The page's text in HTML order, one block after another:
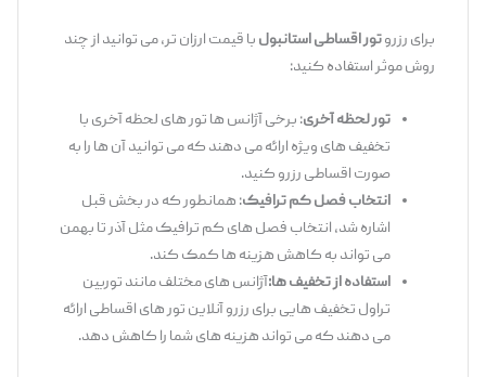
برای رزروتور اقساطی استانبولبا قیمت ارزان ‌تر، می ‌توانید از چند
روش موثر استفاده کنید:
تور لحظه آخری: برخی آژانس ‌ها تور های لحظه آخری با
تخفیف ‌های ویژه ارائه می ‌دهند که می ‌توانید آن ‌ها را به
صورت اقساطی رزرو کنید.
انتخاب فصل کم‌ ترافیک: همانطور که در بخش قبل
اشاره شد، انتخاب فصل‌ های کم ‌ترافیک مثل آذر تا بهمن
می ‌تواند به کاهش هزینه ‌ها کمک کند.
استفاده از تخفیف‌ ها:آژانس ‌های مختلف مانند توربین
تراول تخفیف ‌هایی برای رزرو آنلاین تور های اقساطی ارائه
می ‌دهند که می ‌تواند هزینه ‌های شما را کاهش دهد.